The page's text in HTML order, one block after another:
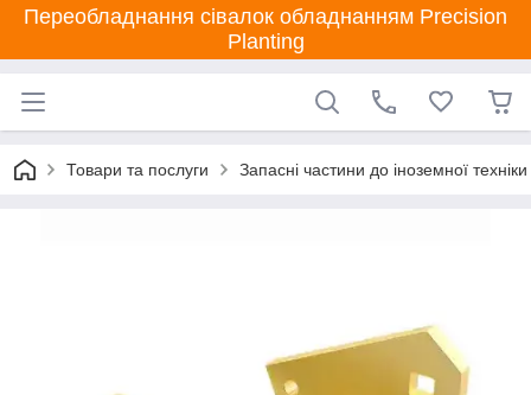
Переобладнання сівалок обладнанням Precision
Planting
Товари та послуги Запасні частини до іноземної техніки